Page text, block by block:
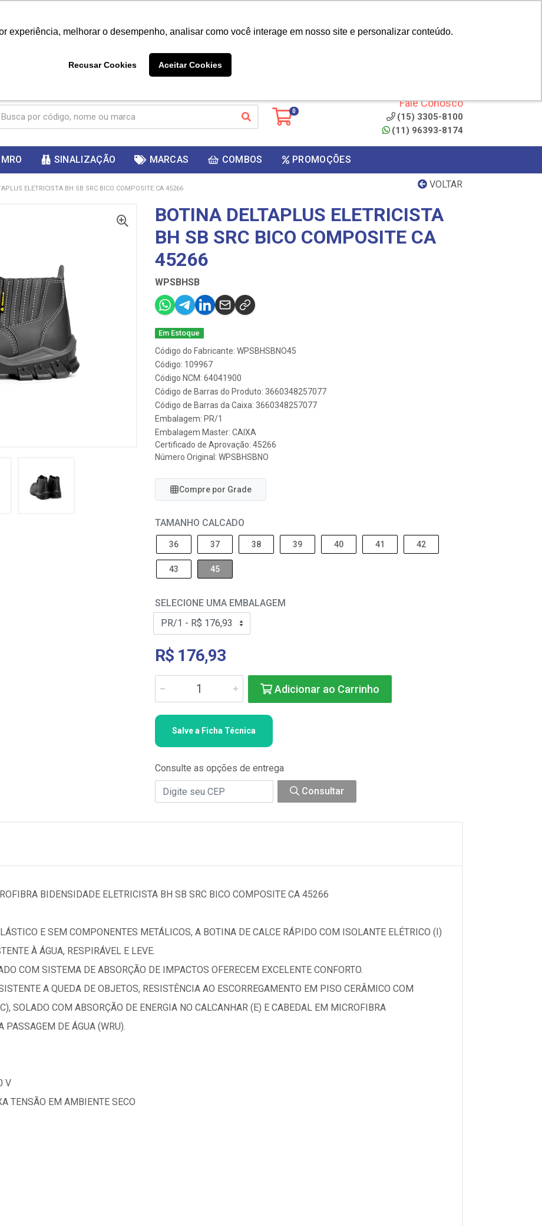
experiência, melhorar o desempenho, analisar como você interage em nosso site e personalizar conteúdo.
Recusar Cookies Aceitar Cookies
ganhar
0
Fale Conosco
(15) 3305-8100
(11) 96393-8174
MRO SINALIZAÇÃO MARCAS COMBOS PROMOÇÕES
VOLTAR
ELETRICISTA BH SB SRC BICO COMPOSITE CA 45266
BOTINA DELTAPLUS ELETRICISTA
BH SB SRC BICO COMPOSITE CA
45266
WPSBHSB
Em Estoque
Código do Fabricante: WPSBHSBNO45
Código: 109967
Código NCM: 64041900
Código de Barras do Produto: 3660348257077
Código de Barras da Caixa: 3660348257077
Embalagem: PR/1
Embalagem Master: CAIXA
Certificado de Aprovação: 45266
Número Original: WPSBHSBNO
Compre por Grade
TAMANHO CALCADO
36 37 38 39 40 41 42
43 45
SELECIONE UMA EMBALAGEM
R$ 176,93
Adicionar ao Carrinho
Salve a Ficha Técnica
Consulte as opções de entrega
Consultar
BIDENSIDADE ELETRICISTA BH SB SRC BICO COMPOSITE CA 45266
E SEM COMPONENTES METÁLICOS, A BOTINA DE CALCE RÁPIDO COM ISOLANTE ELÉTRICO (I)
À ÁGUA, RESPIRÁVEL E LEVE.
COM SISTEMA DE ABSORÇÃO DE IMPACTOS OFERECEM EXCELENTE CONFORTO.
A QUEDA DE OBJETOS, RESISTÊNCIA AO ESCORREGAMENTO EM PISO CERÂMICO COM
SOLADO COM ABSORÇÃO DE ENERGIA NO CALCANHAR (E) E CABEDAL EM MICROFIBRA
PASSAGEM DE ÁGUA (WRU).
V
TENSÃO EM AMBIENTE SECO